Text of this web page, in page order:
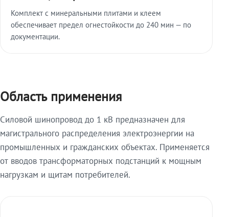
Комплект с минеральными плитами и клеем
обеспечивает предел огнестойкости до 240 мин — по
документации.
Область применения
Силовой шинопровод до 1 кВ предназначен для
магистрального распределения электроэнергии на
промышленных и гражданских объектах. Применяется
от вводов трансформаторных подстанций к мощным
нагрузкам и щитам потребителей.